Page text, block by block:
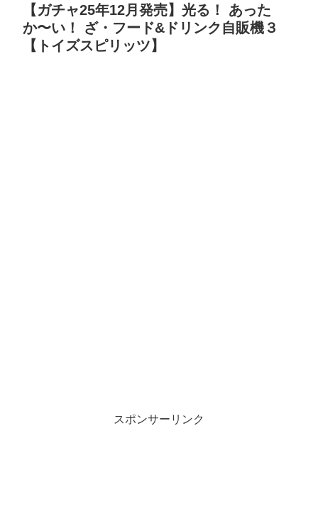
【ガチャ25年12月発売】光る！ あった
か〜い！ ざ・フード&ドリンク自販機３
【トイズスピリッツ】
スポンサーリンク